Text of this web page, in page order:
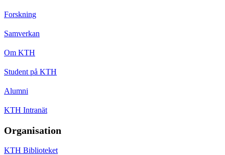
Forskning
Samverkan
Om KTH
Student på KTH
Alumni
KTH Intranät
Organisation
KTH Biblioteket